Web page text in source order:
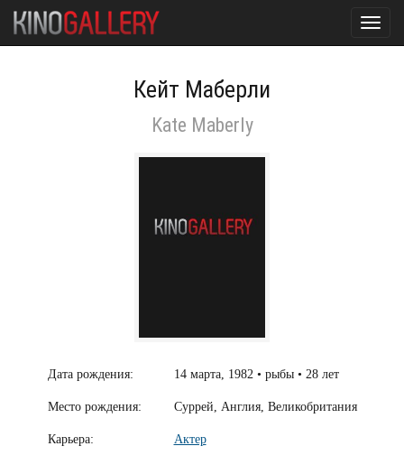
Кейт Маберли
Kate Maberly
Дата рождения: 14 марта, 1982 • рыбы • 28 лет
Место рождения: Суррей, Англия, Великобритания
Карьера: Актер